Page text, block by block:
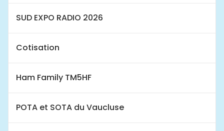
SUD EXPO RADIO 2026
Cotisation
Ham Family TM5HF
POTA et SOTA du Vaucluse